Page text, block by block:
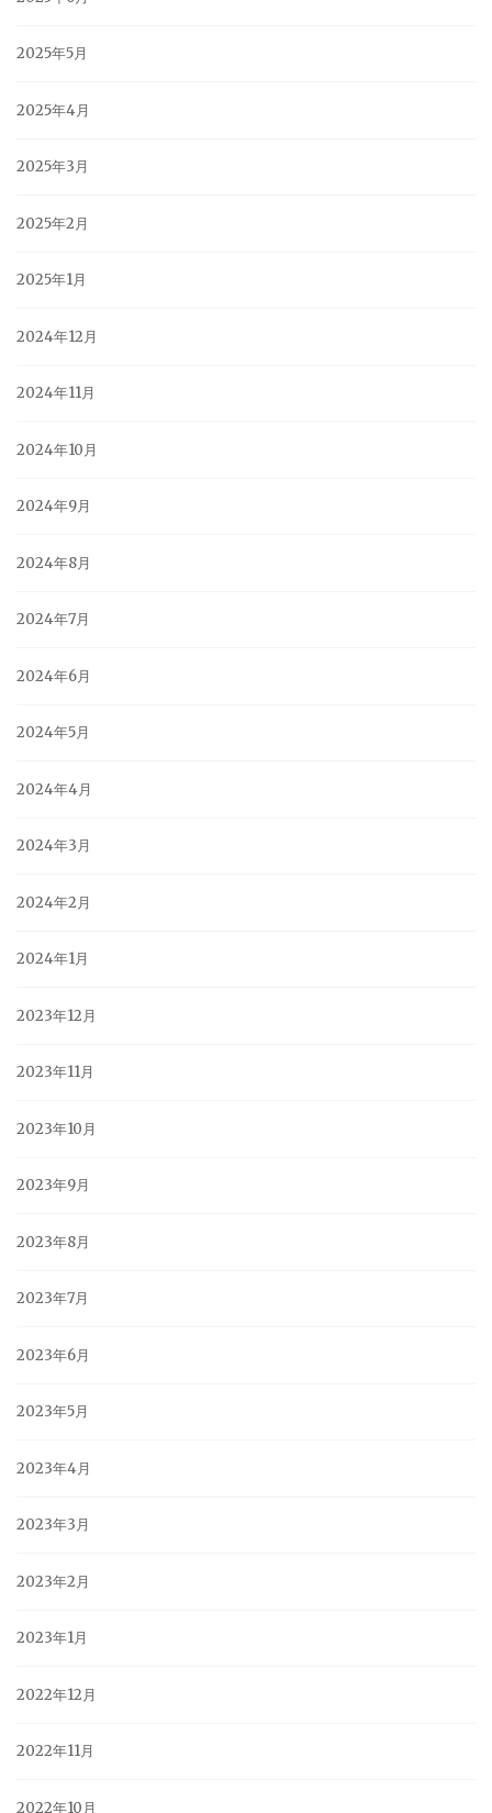
2025年5月
2025年4月
2025年3月
2025年2月
2025年1月
2024年12月
2024年11月
2024年10月
2024年9月
2024年8月
2024年7月
2024年6月
2024年5月
2024年4月
2024年3月
2024年2月
2024年1月
2023年12月
2023年11月
2023年10月
2023年9月
2023年8月
2023年7月
2023年6月
2023年5月
2023年4月
2023年3月
2023年2月
2023年1月
2022年12月
2022年11月
2022年10月